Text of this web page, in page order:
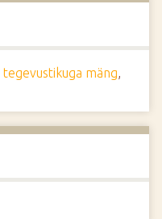
tegevustikuga mäng,